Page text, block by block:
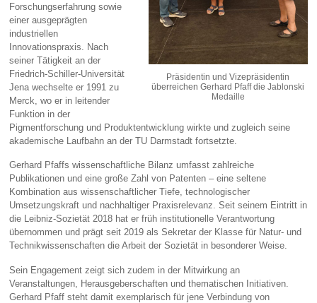
Präsidentin und Vizepräsidentin
überreichen Gerhard Pfaff die Jablonski
Medaille
Forschungserfahrung sowie
einer ausgeprägten
industriellen
Innovationspraxis. Nach
seiner Tätigkeit an der
Friedrich‑Schiller‑Universität
Jena wechselte er 1991 zu
Merck, wo er in leitender
Funktion in der
Pigmentforschung und Produktentwicklung wirkte und zugleich seine
akademische Laufbahn an der TU Darmstadt fortsetzte.
Gerhard Pfaffs wissenschaftliche Bilanz umfasst zahlreiche
Publikationen und eine große Zahl von Patenten – eine seltene
Kombination aus wissenschaftlicher Tiefe, technologischer
Umsetzungskraft und nachhaltiger Praxisrelevanz. Seit seinem Eintritt in
die Leibniz‑Sozietät 2018 hat er früh institutionelle Verantwortung
übernommen und prägt seit 2019 als Sekretar der Klasse für Natur‑ und
Technikwissenschaften die Arbeit der Sozietät in besonderer Weise.
Sein Engagement zeigt sich zudem in der Mitwirkung an
Veranstaltungen, Herausgeberschaften und thematischen Initiativen.
Gerhard Pfaff steht damit exemplarisch für jene Verbindung von